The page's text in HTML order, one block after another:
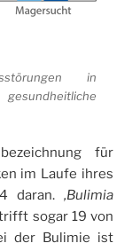
in
für
im Laufe ihres
daran. ‚Bulimia
sogar 19 von
der Bulimie ist